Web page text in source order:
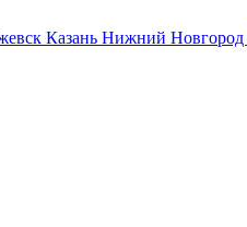
Казань Нижний Новгород